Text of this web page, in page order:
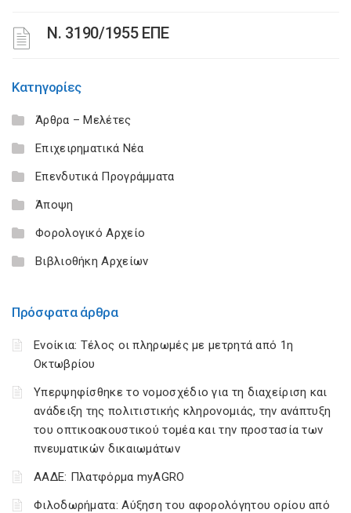
Ν. 3190/1955 ΕΠΕ
Κατηγορίες
Άρθρα – Μελέτες
Επιχειρηματικά Νέα
Επενδυτικά Προγράμματα
Άποψη
Φορολογικό Αρχείο
Βιβλιοθήκη Αρχείων
Πρόσφατα άρθρα
Ενοίκια: Τέλος οι πληρωμές με μετρητά από 1η
Οκτωβρίου
Υπερψηφίσθηκε το νομοσχέδιο για τη διαχείριση και
ανάδειξη της πολιτιστικής κληρονομιάς, την ανάπτυξη
του οπτικοακουστικού τομέα και την προστασία των
πνευματικών δικαιωμάτων
ΑΑΔΕ: Πλατφόρμα myAGRO
Φιλοδωρήματα: Αύξηση του αφορολόγητου ορίου από